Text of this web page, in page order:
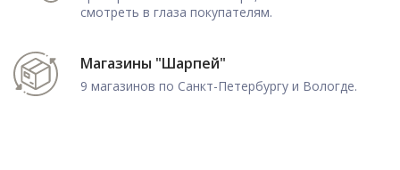
смотреть в глаза покупателям.
Магазины "Шарпей"
9 магазинов по Санкт-Петербургу и Вологде.